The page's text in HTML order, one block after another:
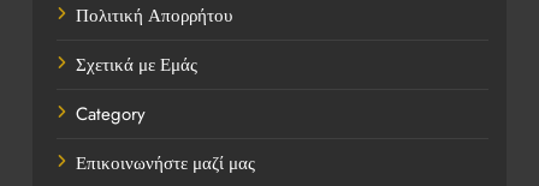
Υγεία
Ψυχαγωγία
Πολιτική Απορρήτου
Σχετικά με Εμάς
Category
Επικοινωνήστε μαζί μας